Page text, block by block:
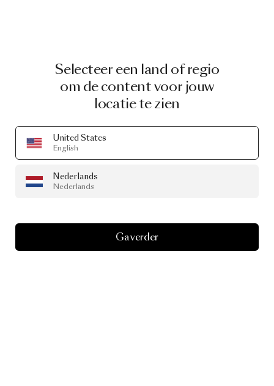
Selecteer een land of regio
om de content voor jouw
locatie te zien
United States
English
Nederlands
Nederlands
Ga verder